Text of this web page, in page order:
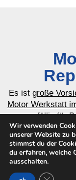
Es ist große
Motor Werkstatt
anfällig für
KLASSE
Wir verwenden
unserer Website zu
stimmst du der
du erfahren, welche
ausschalten.
GDPR